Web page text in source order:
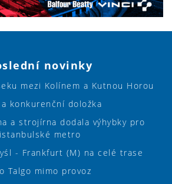
novinky
mezi Kolínem a Kutnou Horou
konkurenční doložka
a strojírna dodala výhybky pro
istanbulské metro
- Frankfurt (M) na celé trase
Talgo mimo provoz